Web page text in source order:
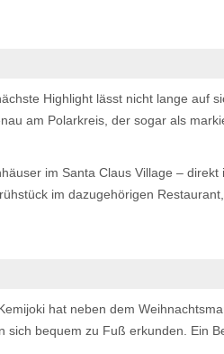
Highlight lässt nicht lange auf
am Polarkreis, der sogar als
im Santa Claus Village –
im dazugehörigen
hat neben dem
bequem zu Fuß erkunden. Ein